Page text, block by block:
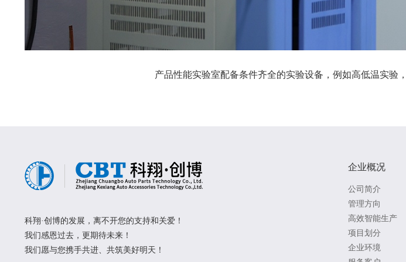
产品性能实验室配备条件齐全的实验设备，例如高低温实验
科翔·创博的发展，离不开您的支持和关爱！
我们感恩过去，更期待未来！
我们愿与您携手共进、共筑美好明天！
企业概况
公司简介
管理方向
高效智能生产
项目划分
企业环境